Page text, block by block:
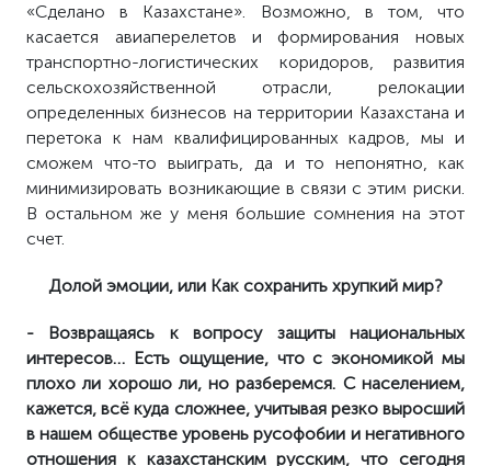
«Сделано в Казахстане». Возможно, в том, что
касается авиаперелетов и формирования новых
транспортно-логистических коридоров, развития
сельскохозяйственной отрасли, релокации
определенных бизнесов на территории Казахстана и
перетока к нам квалифицированных кадров, мы и
сможем что-то выиграть, да и то непонятно, как
минимизировать возникающие в связи с этим риски.
В остальном же у меня большие сомнения на этот
счет.
Долой эмоции, или Как сохранить хрупкий мир?
- Возвращаясь к вопросу защиты национальных
интересов… Есть ощущение, что с экономикой мы
плохо ли хорошо ли, но разберемся. С населением,
кажется, всё куда сложнее, учитывая резко выросший
в нашем обществе уровень русофобии и негативного
отношения к казахстанским русским, что сегодня